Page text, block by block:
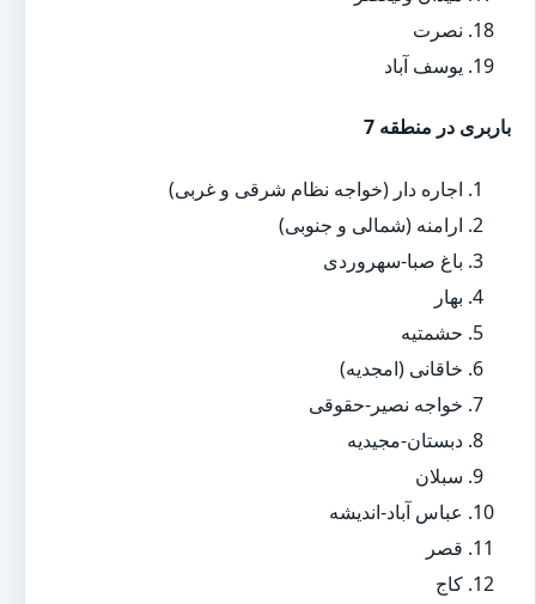
نصرت
یوسف آباد
باربری در منطقه 7
اجاره دار (خواجه نظام شرقی و غربی)
ارامنه (شمالی و جنوبی)
باغ صبا-سهروردی
بهار
حشمتیه
خاقانی (امجدیه)
خواجه نصیر-حقوقی
دبستان-مجیدیه
سبلان
عباس آباد-اندیشه
قصر
کاج